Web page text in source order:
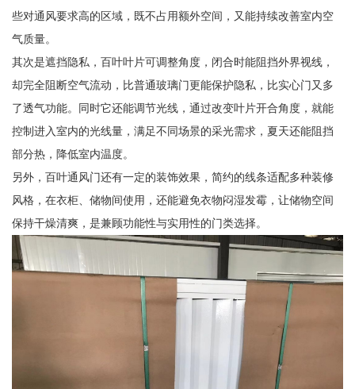
些对通风要求高的区域，既不占用额外空间，又能持续改善室内空
气质量。
其次是遮挡隐私，百叶叶片可调整角度，闭合时能阻挡外界视线，
却完全阻断空气流动，比普通玻璃门更能保护隐私，比实心门又多
了透气功能。同时它还能调节光线，通过改变叶片开合角度，就能
控制进入室内的光线量，满足不同场景的采光需求，夏天还能阻挡
部分热，降低室内温度。
另外，百叶通风门还有一定的装饰效果，简约的线条适配多种装修
风格，在衣柜、储物间使用，还能避免衣物闷湿发霉，让储物空间
保持干燥清爽，是兼顾功能性与实用性的门类选择。